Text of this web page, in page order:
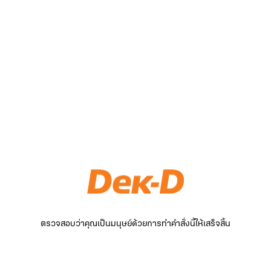
ตรวจสอบว่าคุณเป็นมนุษย์ด้วยการทำคำสั่งนี้ให้เสร็จสิ้น